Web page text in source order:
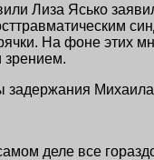
Лиза Ясько
На фоне этих
зрением.
задержания
деле все